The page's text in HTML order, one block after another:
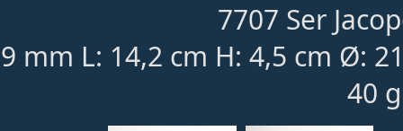
7707 Ser
9 mm L: 14,2 cm H: 4,5 cm Ø:
40